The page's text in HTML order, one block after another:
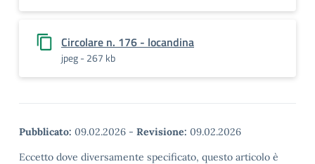
Circolare n. 176 - locandina
jpeg - 267 kb
Pubblicato: 09.02.2026 - Revisione: 09.02.2026
Eccetto dove diversamente specificato, questo articolo è